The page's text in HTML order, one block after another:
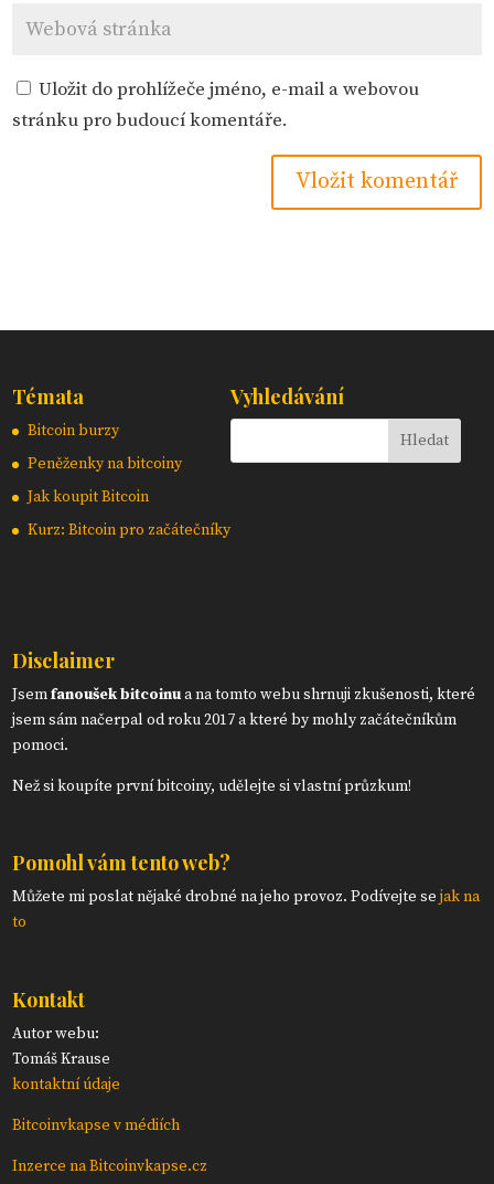
Uložit do prohlížeče jméno, e-mail a webovou
stránku pro budoucí komentáře.
Témata
Bitcoin burzy
Peněženky na bitcoiny
Jak koupit Bitcoin
Kurz: Bitcoin pro začátečníky
Vyhledávání
Disclaimer
Jsemfanoušek bitcoinua na tomto webu shrnuji zkušenosti, které
jsem sám načerpal od roku 2017 a které by mohly začátečníkům
pomoci.
Než si koupíte první bitcoiny, udělejte si vlastní průzkum!
Pomohl vám tento web?
Můžete mi poslat nějaké drobné na jeho provoz. Podívejte sejak na
to
Kontakt
Autor webu:
Tomáš Krause
kontaktní údaje
Bitcoinvkapse v médiích
Inzerce na Bitcoinvkapse.cz